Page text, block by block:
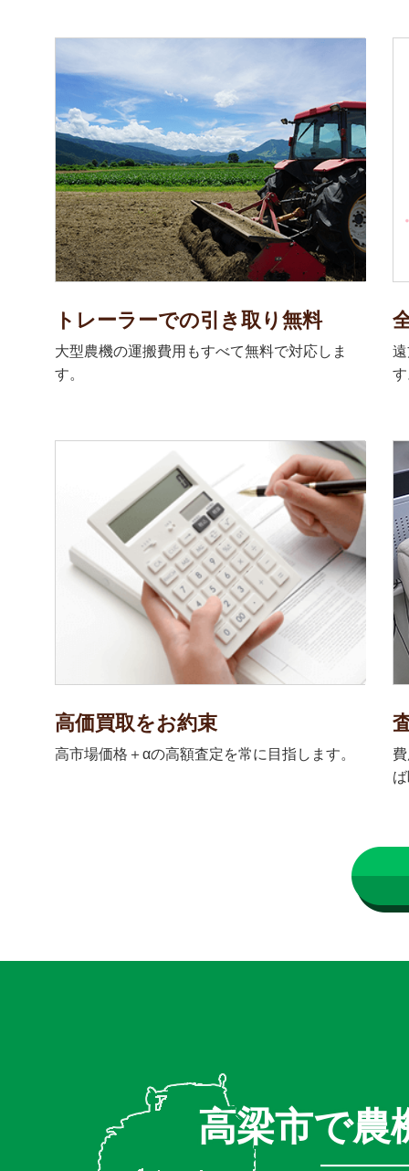
トレーラーでの引き取り無料
大型農機の運搬費用もすべて無料で対応しま
す。
高価買取をお約束
高市場価格＋αの高額査定を常に目指します。
高梁市で農